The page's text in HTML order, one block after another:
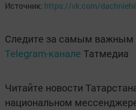
Источник: https://vk.com/
Следите за самым важным
Telegram-канале Татмедиа
Читайте новости
национальном